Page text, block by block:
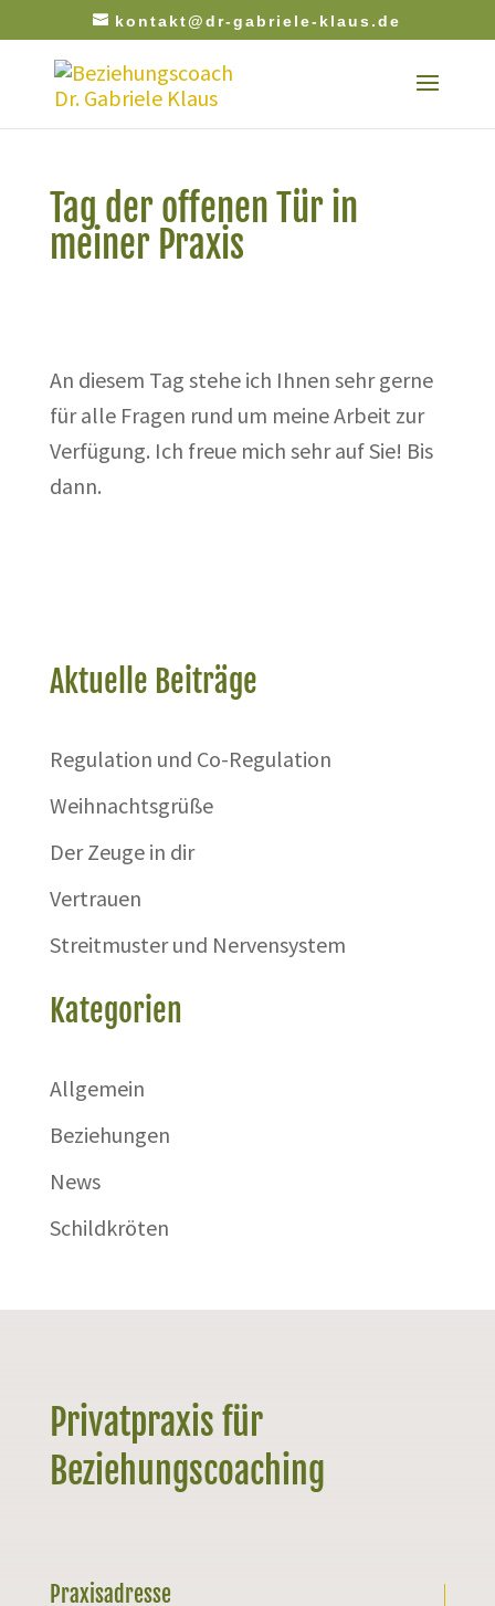
kontakt@dr-gabriele-klaus.de
Tag der offenen Tür in
meiner Praxis
An diesem Tag stehe ich Ihnen sehr gerne
für alle Fragen rund um meine Arbeit zur
Verfügung. Ich freue mich sehr auf Sie! Bis
dann.
Aktuelle Beiträge
Regulation und Co-Regulation
Weihnachtsgrüße
Der Zeuge in dir
Vertrauen
Streitmuster und Nervensystem
Kategorien
Allgemein
Beziehungen
News
Schildkröten
Privatpraxis für
Beziehungscoaching
Praxisadresse